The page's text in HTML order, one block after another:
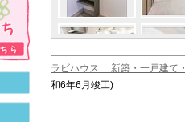
ラビハウス 新築・一戸建て
和6年6月竣工)